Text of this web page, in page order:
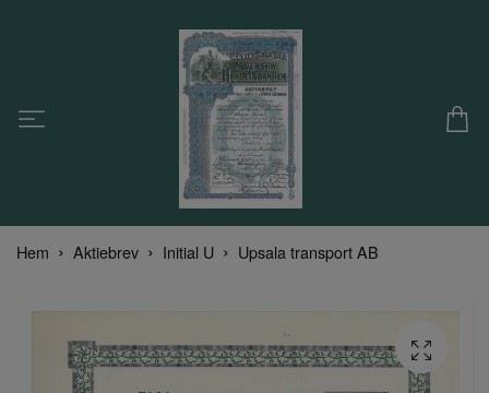
Hem Aktiebrev Initial U Upsala transport AB